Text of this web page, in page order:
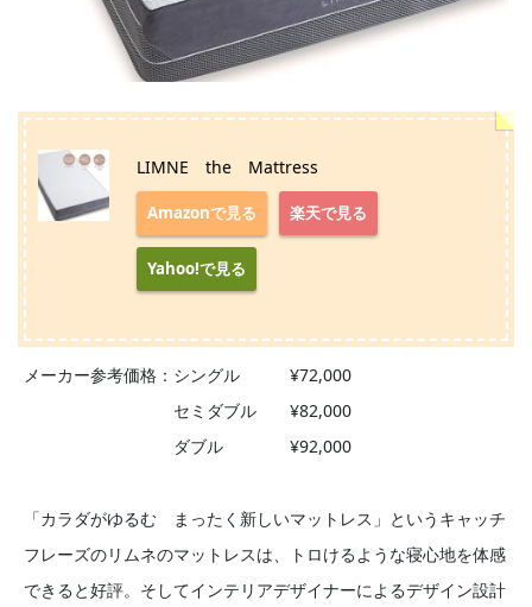
LIMNE the Mattress
Amazonで見る 楽天で見る
Yahoo!で見る
メーカー参考価格：シングル ¥72,000
セミダブル ¥82,000
ダブル ¥92,000
「カラダがゆるむ まったく新しいマットレス」というキャッチ
フレーズのリムネのマットレスは、トロけるような寝心地を体感
できると好評。そしてインテリアデザイナーによるデザイン設計